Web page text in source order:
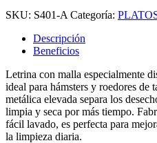
SKU: S401-A Categoría:
Descripción
Beneficios
Letrina con malla especialmente
ideal para hámsters y roedores de
metálica elevada separa los
limpia y seca por más tiempo.
fácil lavado, es perfecta para
la limpieza diaria.